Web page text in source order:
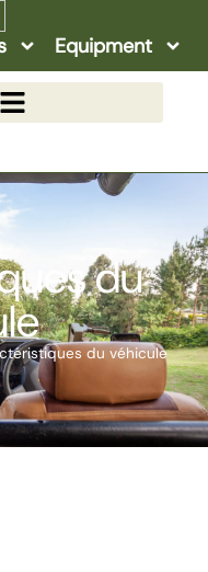
Equipment
du
du véhicule